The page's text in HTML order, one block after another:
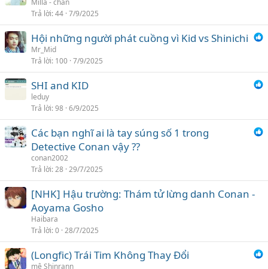
Milla - chan
Trả lời 44 7/9/2025
Hội những người phát cuồng vì Kid vs Shinichi
Mr_Mid
Trả lời 100 7/9/2025
SHI and KID
leduy
Trả lời 98 6/9/2025
Các bạn nghĩ ai là tay súng số 1 trong
Detective Conan vậy ??
conan2002
Trả lời 28 29/7/2025
[NHK] Hậu trường: Thám tử lừng danh Conan -
Aoyama Gosho
Haibara
Trả lời 0 28/7/2025
(Longfic) Trái Tim Không Thay Đổi
mê Shinrann